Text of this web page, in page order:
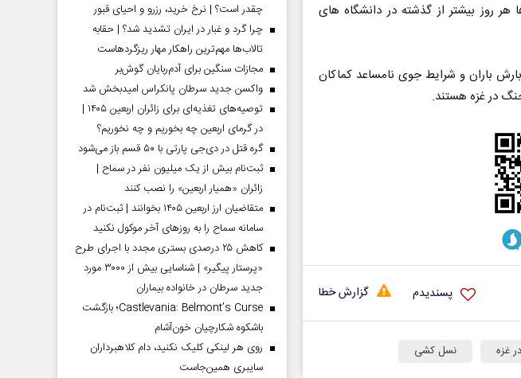
روز بیشتر از گذشته در دانشگاه‌ های
باران و شرایط جوی نامساعد کماکان
در غزه هستند.
گزارش خطا پسندیدم
غزه نسل کشی
چقدر است؟ | نرخ خرید، رزرو و احیای قبور
چرا گرد و غبار در ایران تشدید شد؟ | حقابه
تالاب‌ها مهم‌ترین راهکار مهار ریزگردهاست
مجازات سنگین برای آدم‌ربایان گوش‌بر
واکسن جدید سرطان پانکراس امیدبخش شد
توصیه‌های تغذیه‌ای برای زائران اربعین ۱۴۰۵ |
در گرمای اربعین چه بخوریم و چه نخوریم؟
گره قتل در دی‌جی پارتی با ۵۰ قسم باز می‌شود
ثبت‌نام بیش از یک میلیون نفر در سماح |
زائران «همیار اربعین» را نصب کنند
متقاضیان ارز اربعین ۱۴۰۵ بخوانند | ثبت‌نام در
سامانه سماح را به روز‌های آخر موکول نکنید
کاهش ۲۵ درصدی بستری مجدد با اجرای طرح
«پرستار پیگیر» | شناسایی بیش از ۳۰۰۰ مورد
جدید سرطان در خانواده بیماران
Castlevania: Belmont’s Curse؛ بازگشت
باشکوه شکارچیان خون‌آشام
روی هر لینکی کلیک نکنید، دام کلاهبرداران
سایبری همین‌جاست